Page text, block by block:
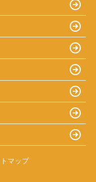
マップ